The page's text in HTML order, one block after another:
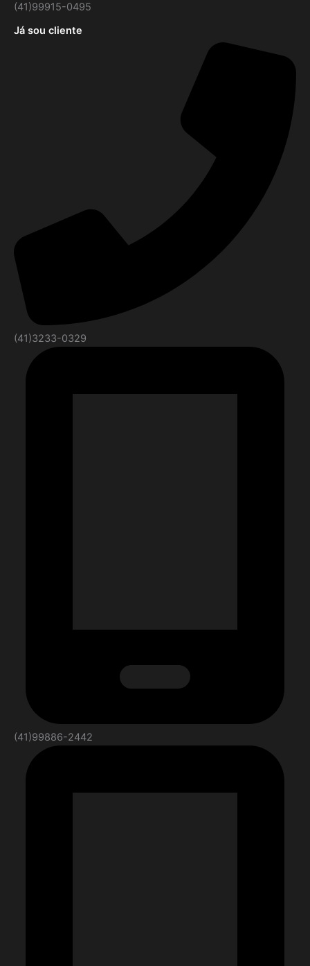
(41)99915-0495
Já sou cliente
(41)3233-0329
(41)99886-2442